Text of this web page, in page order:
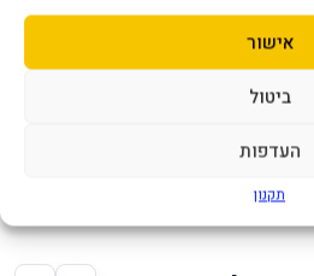
אישור
ביטול
העדפות
תקנון
קירור נוזלי משולש Cooler Master
MasterLiquid